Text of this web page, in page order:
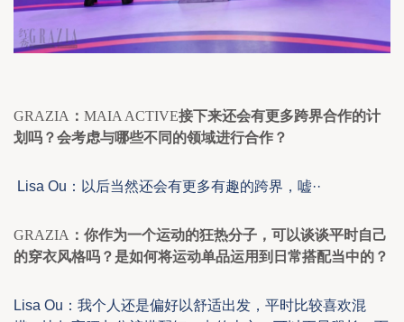
GRAZIA ： MAIA ACTIVE接下来还会有更多跨界合作的计
划吗？会考虑与哪些不同的领域进行合作？
Lisa Ou ： 以后当然还会有更多有趣的跨界 ，嘘··
GRAZIA ：你作为一个运动的狂热分子，可以谈谈平时自己
的穿衣风格吗？是如何将运动单品运用到日常搭配当中的？
Lisa Ou ： 我个人还是偏好以舒适出发， 平时比较喜欢混